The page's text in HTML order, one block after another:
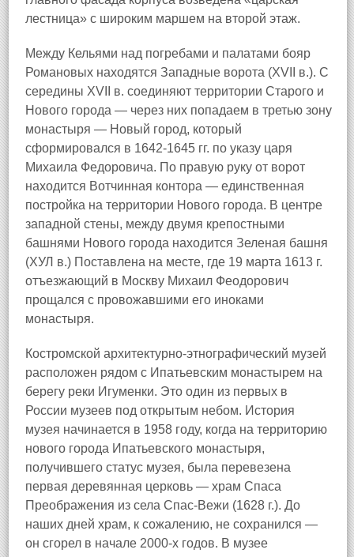
лестница» с широким маршем на второй этаж.
Между Кельями над погребами и палатами бояр
Романовых находятся Западные ворота (XVII в.). С
середины XVII в. соединяют территории Старого и
Нового города — через них попадаем в третью зону
монастыря — Новый город, который
сформировался в 1642-1645 гг. по указу царя
Михаила Федоровича. По правую руку от ворот
находится Вотчинная контора — единственная
постройка на территории Нового города. В центре
западной стены, между двумя крепостными
башнями Нового города находится Зеленая башня
(ХУЛ в.) Поставлена на месте, где 19 марта 1613 г.
отъезжающий в Москву Михаил Феодорович
прощался с провожавшими его иноками
монастыря.
Костромской архитектурно-этнографический музей
расположен рядом с Ипатьевским монастырем на
берегу реки Игуменки. Это один из первых в
России музеев под открытым небом. История
музея начинается в 1958 году, когда на территорию
нового города Ипатьевского монастыря,
получившего статус музея, была перевезена
первая деревянная церковь — храм Спаса
Преображения из села Спас-Вежи (1628 г.). До
наших дней храм, к сожалению, не сохранился —
он сгорел в начале 2000-х годов. В музее